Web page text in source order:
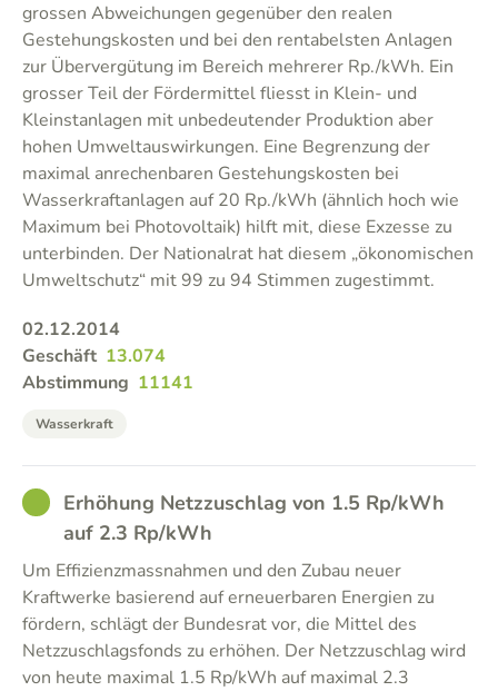
grossen Abweichungen gegenüber den realen
Gestehungskosten und bei den rentabelsten Anlagen
zur Übervergütung im Bereich mehrerer Rp./kWh. Ein
grosser Teil der Fördermittel fliesst in Klein- und
Kleinstanlagen mit unbedeutender Produktion aber
hohen Umweltauswirkungen. Eine Begrenzung der
maximal anrechenbaren Gestehungskosten bei
Wasserkraftanlagen auf 20 Rp./kWh (ähnlich hoch wie
Maximum bei Photovoltaik) hilft mit, diese Exzesse zu
unterbinden. Der Nationalrat hat diesem „ökonomischen
Umweltschutz“ mit 99 zu 94 Stimmen zugestimmt.
02.12.2014
Geschäft 13.074
Abstimmung 11141
Wasserkraft
GOODErhöhung Netzzuschlag von 1.5 Rp/kWh
auf 2.3 Rp/kWh
Um Effizienzmassnahmen und den Zubau neuer
Kraftwerke basierend auf erneuerbaren Energien zu
fördern, schlägt der Bundesrat vor, die Mittel des
Netzzuschlagsfonds zu erhöhen. Der Netzzuschlag wird
von heute maximal 1.5 Rp/kWh auf maximal 2.3